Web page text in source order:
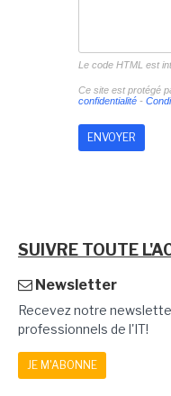
Le code HTML est
Ce site est protégé
confidentialité-
SUIVRE TOUTE
Newsletter
Recevez notre
professionnels de l'IT!
JE M'ABONNE